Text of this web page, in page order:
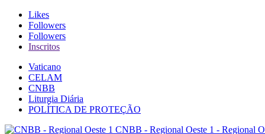
Likes
Followers
Followers
Inscritos
Vaticano
CELAM
CNBB
Liturgia Diária
POLÍTICA DE PROTEÇÃO
CNBB - Regional Oeste 1 - Regional